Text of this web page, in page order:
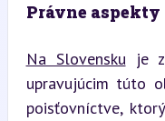
Právne aspekty
Na Slovensku je
upravujúcim túto
poisťovníctve,